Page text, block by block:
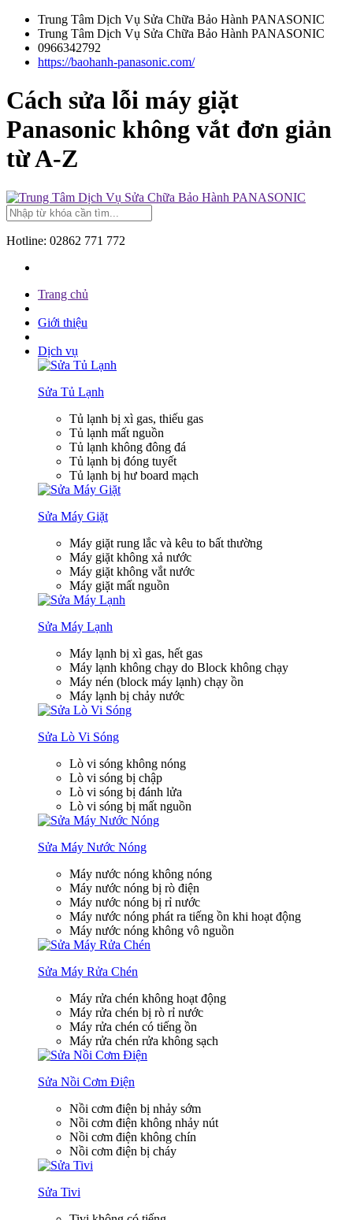
Trung Tâm Dịch Vụ Sửa Chữa Bảo Hành PANASONIC
Trung Tâm Dịch Vụ Sửa Chữa Bảo Hành PANASONIC
0966342792
https://baohanh-panasonic.com/
Cách sửa lỗi máy giặt
Panasonic không vắt đơn giản
từ A-Z
Hotline: 02862 771 772
Trang chủ
Giới thiệu
Dịch vụ
Sửa Tủ Lạnh
Tủ lạnh bị xì gas, thiếu gas
Tủ lạnh mất nguồn
Tủ lạnh không đông đá
Tủ lạnh bị đóng tuyết
Tủ lạnh bị hư board mạch
Sửa Máy Giặt
Máy giặt rung lắc và kêu to bất thường
Máy giặt không xả nước
Máy giặt không vắt nước
Máy giặt mất nguồn
Sửa Máy Lạnh
Máy lạnh bị xì gas, hết gas
Máy lạnh không chạy do Block không chạy
Máy nén (block máy lạnh) chạy ồn
Máy lạnh bị chảy nước
Sửa Lò Vi Sóng
Lò vi sóng không nóng
Lò vi sóng bị chập
Lò vi sóng bị đánh lửa
Lò vi sóng bị mất nguồn
Sửa Máy Nước Nóng
Máy nước nóng không nóng
Máy nước nóng bị rò điện
Máy nước nóng bị rỉ nước
Máy nước nóng phát ra tiếng ồn khi hoạt động
Máy nước nóng không vô nguồn
Sửa Máy Rửa Chén
Máy rửa chén không hoạt động
Máy rửa chén bị rò rỉ nước
Máy rửa chén có tiếng ồn
Máy rửa chén rửa không sạch
Sửa Nồi Cơm Điện
Nồi cơm điện bị nhảy sớm
Nồi cơm điện không nhảy nút
Nồi cơm điện không chín
Nồi cơm điện bị cháy
Sửa Tivi